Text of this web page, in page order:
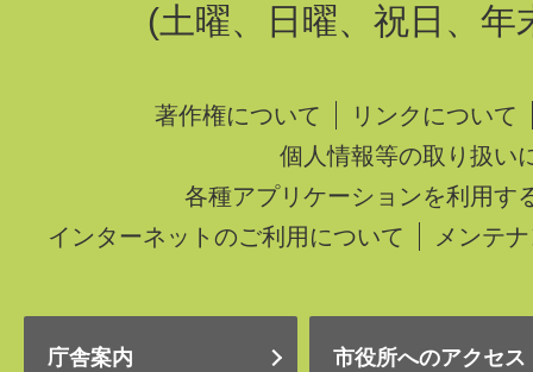
(土曜、日曜、祝日、年
著作権について
リンクについて
個人情報等の取り扱い
各種アプリケーションを利用す
インターネットのご利用について
メンテ
庁舎案内 市役所へのアクセス